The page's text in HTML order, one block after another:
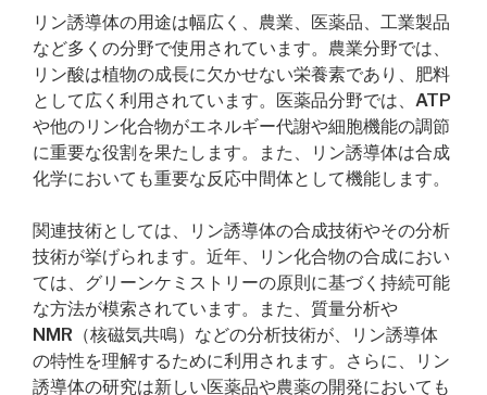
リン誘導体の用途は幅広く、農業、医薬品、工業製品
など多くの分野で使用されています。農業分野では、
リン酸は植物の成長に欠かせない栄養素であり、肥料
として広く利用されています。医薬品分野では、ATP
や他のリン化合物がエネルギー代謝や細胞機能の調節
に重要な役割を果たします。また、リン誘導体は合成
化学においても重要な反応中間体として機能します。
関連技術としては、リン誘導体の合成技術やその分析
技術が挙げられます。近年、リン化合物の合成におい
ては、グリーンケミストリーの原則に基づく持続可能
な方法が模索されています。また、質量分析や
NMR（核磁気共鳴）などの分析技術が、リン誘導体
の特性を理解するために利用されます。さらに、リン
誘導体の研究は新しい医薬品や農薬の開発においても